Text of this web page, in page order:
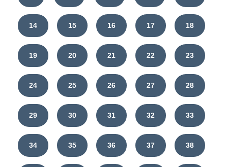
14 15 16 17 18
19 20 21 22 23
24 25 26 27 28
29 30 31 32 33
34 35 36 37 38